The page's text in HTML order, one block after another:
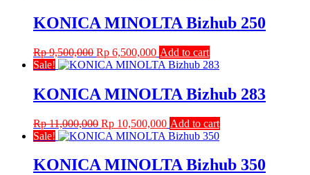
Rp 33,000,000.Rp 31,000,000.
KONICA MINOLTA Bizhub 250
Rp9,500,000 Original
price
Rp 9,500,000.
Rp 6,500,000Current
price
Rp 6,500,000.
Add to cart
Sale!
KONICA MINOLTA Bizhub 283
Rp11,000,000 Original
price
Rp 11,000,000.
Rp 10,500,000Current
price
Rp 10,500,000.
Add to cart
Sale!
KONICA MINOLTA Bizhub 350